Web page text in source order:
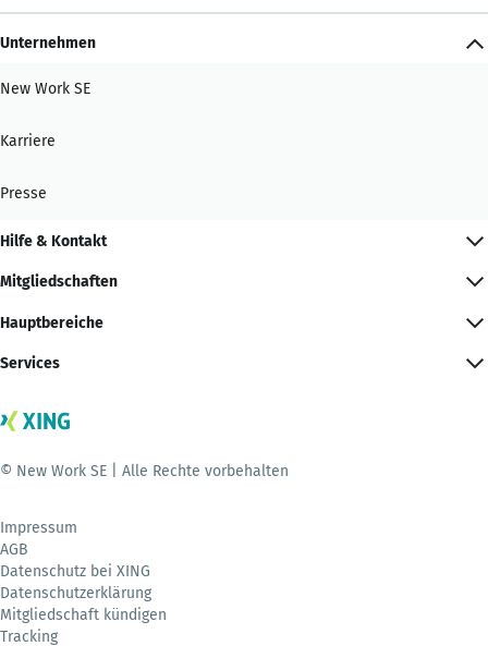
Unternehmen
New Work SE
Karriere
Presse
Hilfe & Kontakt
Mitgliedschaften
Hauptbereiche
Services
© New Work SE | Alle Rechte vorbehalten
Impressum
AGB
Datenschutz bei XING
Datenschutzerklärung
Mitgliedschaft kündigen
Tracking